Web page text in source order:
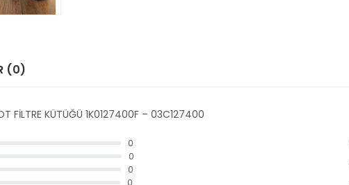
(0)
FİLTRE KÜTÜĞÜ 1K0127400F – 03C127400
0
0
0